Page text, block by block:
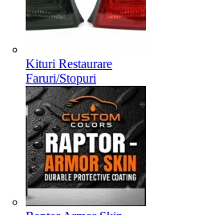
Kituri Restaurare
Faruri/Stopuri